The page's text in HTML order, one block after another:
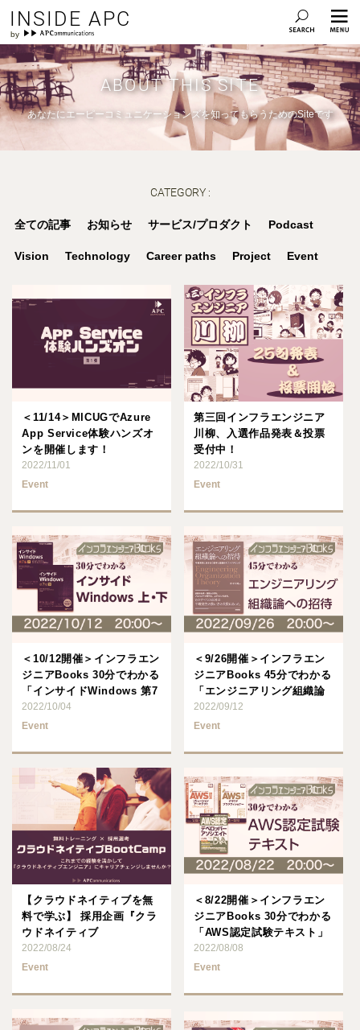
INSIDE APC
ABOUT THIS SITE
あなたにエーピーコミュニケーションズを知ってもらうためのSiteです
CATEGORY :
全ての記事 お知らせ サービス/プロダクト Podcast
Vision Technology Career paths Project Event
＜11/14＞MICUGでAzure
App Service体験ハンズオ
ンを開催します！
2022/11/01
Event
第三回インフラエンジニア
川柳、入選作品発表＆投票
受付中！
2022/10/31
Event
＜10/12開催＞インフラエン
ジニアBooks 30分でわかる
「インサイドWindows 第7
版 上･･･
2022/10/04
Event
＜9/26開催＞インフラエン
ジニアBooks 45分でわかる
「エンジニアリング組織論
への招待」
2022/09/12
Event
【クラウドネイティブを無
料で学ぶ】 採用企画『クラ
ウドネイティブ
BootCamp』説明会開催の
お知ら･･･
2022/08/24
Event
＜8/22開催＞インフラエン
ジニアBooks 30分でわかる
「AWS認定試験テキスト」
2022/08/08
Event